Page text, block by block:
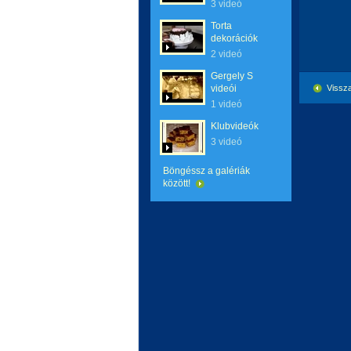
3 videó
Torta
dekorációk
2 videó
Gergely S
videói
1 videó
Klubvideók
3 videó
Böngéssz a galériák
között!